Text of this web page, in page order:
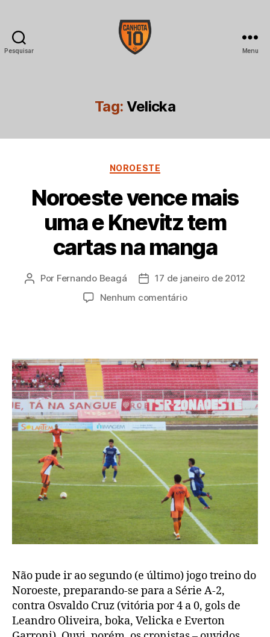
Pesquisar Menu
Tag: Velicka
Categorias
NOROESTE
Noroeste vence mais
uma e Knevitz tem
cartas na manga
Autor
Por Fernando Beagá
Data17 de janeiro de 2012
Nenhum comentárioem
e
Knevitz
tem
cartas
na
manga
Não pude ir ao segundo (e último) jogo treino do
Noroeste, preparando-se para a Série A-2,
contra Osvaldo Cruz (vitória por 4 a 0, gols de
Leandro Oliveira, boka, Velicka e Everton